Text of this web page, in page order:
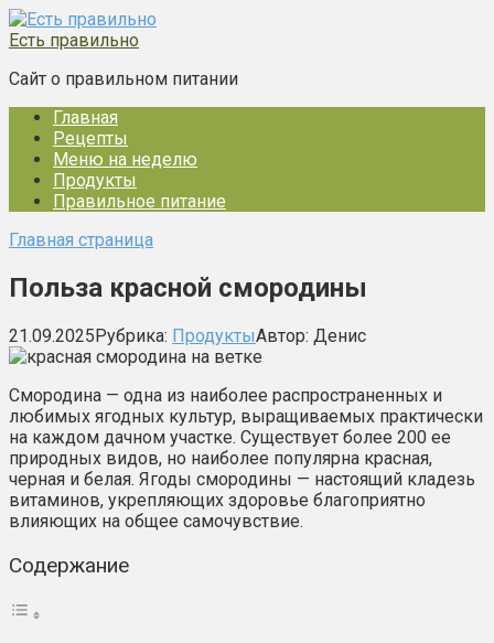
Перейти
к
Есть правильно
Сайт о правильном питании
Главная
Рецепты
Меню на неделю
Продукты
Правильное питание
Главная страница
Польза красной смородины
21.09.2025Рубрика: ПродуктыАвтор: Денис
Смородина — одна из наиболее распространенных и
любимых ягодных культур, выращиваемых практически
на каждом дачном участке. Существует более 200 ее
природных видов, но наиболее популярна красная,
черная и белая. Ягоды смородины — настоящий кладезь
витаминов, укрепляющих здоровье благоприятно
влияющих на общее самочувствие.
Содержание